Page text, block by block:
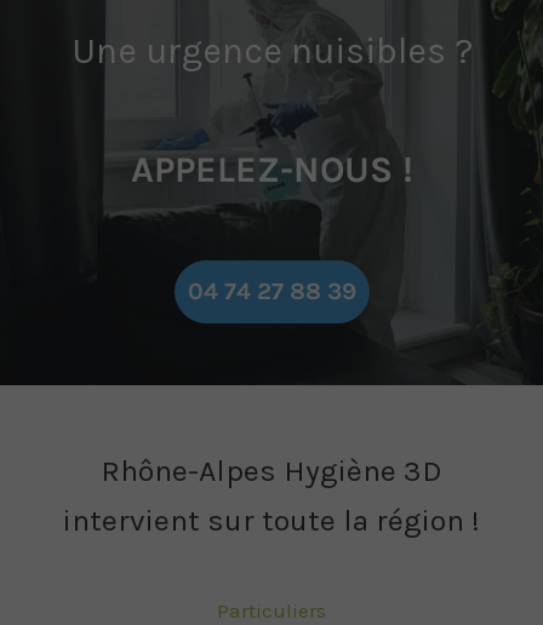
Une urgence nuisibles ?
APPELEZ-NOUS !
04 74 27 88 39
Rhône-Alpes Hygiène 3D
intervient sur toute la région !
Particuliers